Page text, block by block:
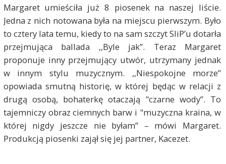
Margaret umieściła już 8 piosenek na naszej liście.
Jedna z nich notowana była na miejscu pierwszym. Było
to cztery lata temu, kiedy to na sam szczyt SliP’u dotarła
przejmująca ballada ,,Byle jak”. Teraz Margaret
proponuje inny przejmujący utwór, utrzymany jednak
w innym stylu muzycznym. ,,Niespokojne morze”
opowiada smutną historię, w której będąc w relacji z
drugą osobą, bohaterkę otaczają "czarne wody”. To
tajemniczy obraz ciemnych barw i "muzyczna kraina, w
której nigdy jeszcze nie byłam” – mówi Margaret.
Produkcją piosenki zajął się jej partner, Kacezet.